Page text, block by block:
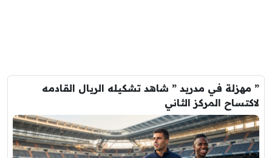
” مهزلة في مدريد ” شاهد تشكيله الريال القادمه
لاكتساح المركز الثاني